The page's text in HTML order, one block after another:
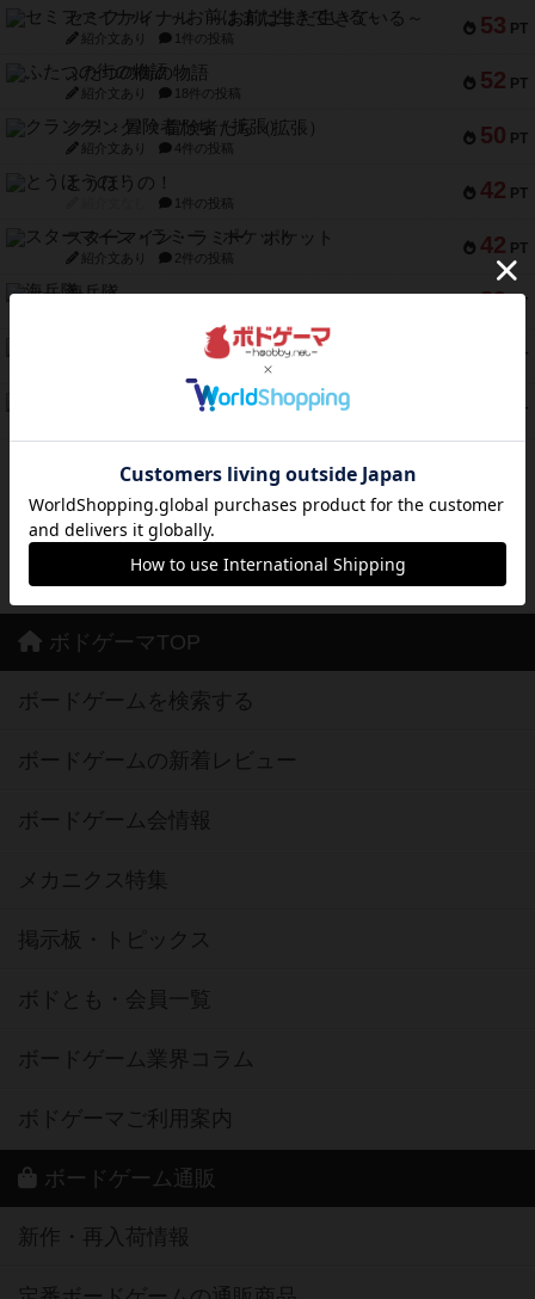
53 PT
セミファイナル ～お前はまだ生きている～
紹介文あり 1件の投稿
52 PT
ふたつの街の物語
紹介文あり 18件の投稿
50 PT
クランク! ：冒険者たち（拡張）
紹介文あり 4件の投稿
42 PT
とうほうの！
1件の投稿
42 PT
スターマイン・ラミー ポケット
紹介文あり 2件の投稿
39 PT
海兵隊
PT
スーパーストア3000
PT
フリップ７：復讐心とともに
※Apple、Apple のロゴ は、米国および他の国々で登録されたApple Inc.の商標です。
※Android は、グーグル インコーポレイテッドの商標または登録商標です。
※Google Play とそのロゴは、Google Inc.の商標または登録商標です。
ボドゲーマTOP
ボードゲームを検索する
ボードゲームの新着レビュー
ボードゲーム会情報
メカニクス特集
掲示板・トピックス
ボドとも・会員一覧
ボードゲーム業界コラム
ボドゲーマご利用案内
ボードゲーム通販
新作・再入荷情報